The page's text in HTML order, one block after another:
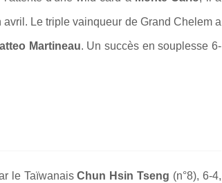
Le triple vainqueur de Grand Chelem a
Martineau. Un succès en souplesse 6-
le TaïwanaisChun Hsin Tseng (n°8), 6-4,